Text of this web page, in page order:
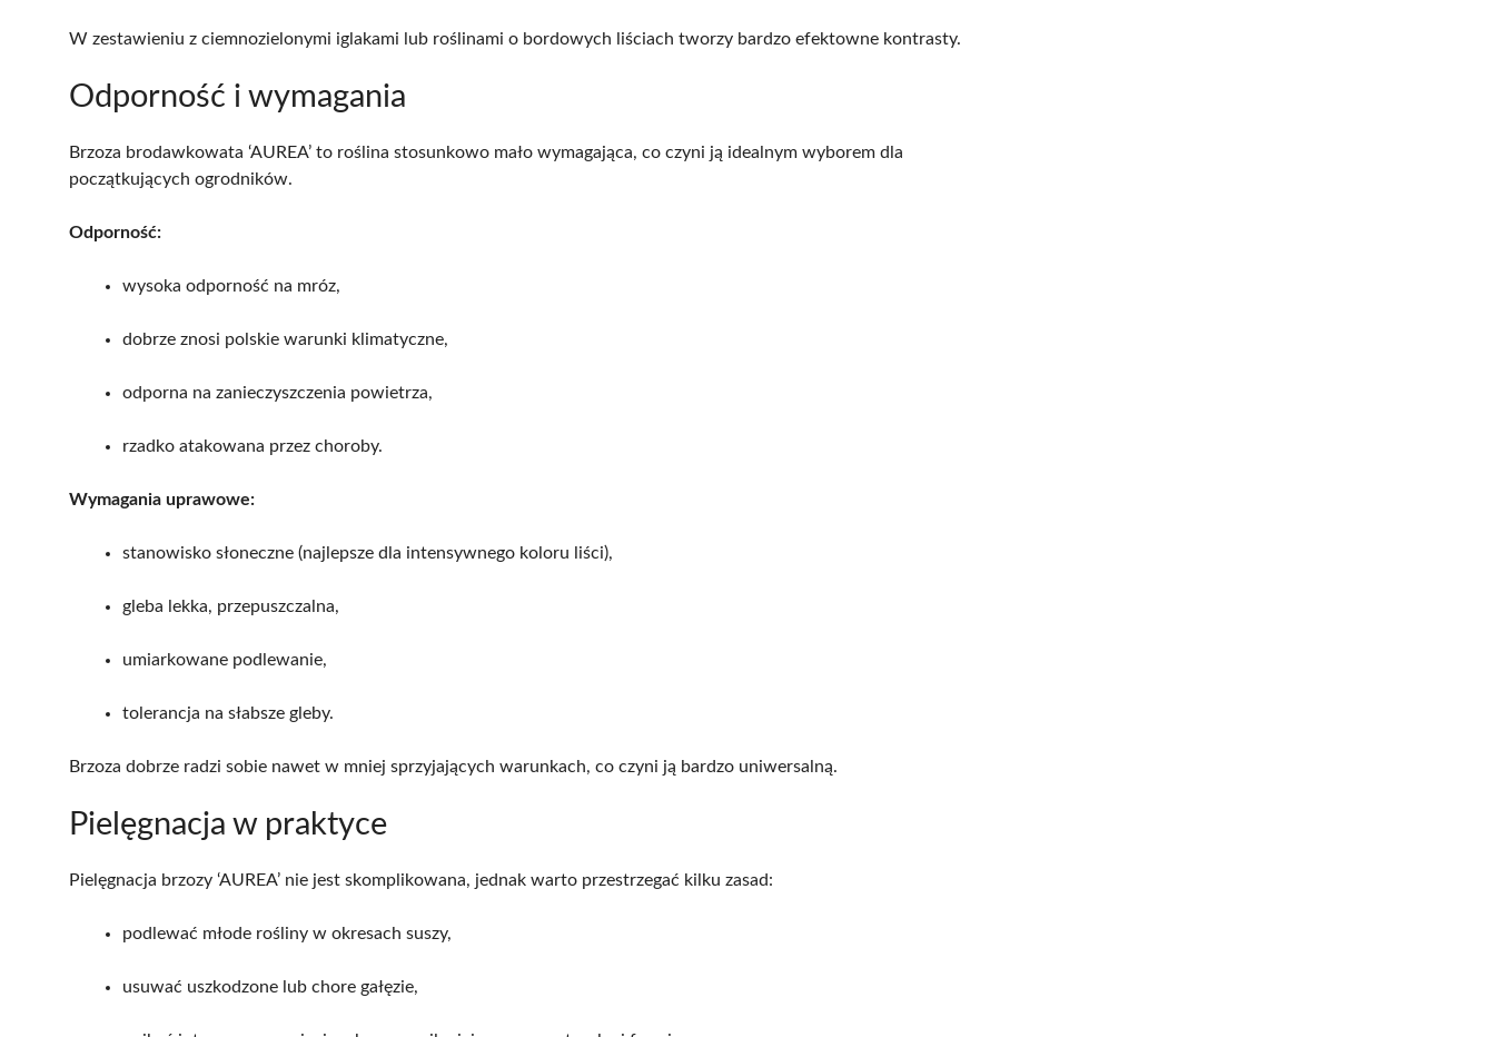
W zestawieniu z ciemnozielonymi iglakami lub roślinami o bordowych liściach tworzy bardzo efektowne kontrasty.
Odporność i wymagania
Brzoza brodawkowata ‘AUREA’ to roślina stosunkowo mało wymagająca, co czyni ją idealnym wyborem dla
początkujących ogrodników.
Odporność:
wysoka odporność na mróz,
dobrze znosi polskie warunki klimatyczne,
odporna na zanieczyszczenia powietrza,
rzadko atakowana przez choroby.
Wymagania uprawowe:
stanowisko słoneczne (najlepsze dla intensywnego koloru liści),
gleba lekka, przepuszczalna,
umiarkowane podlewanie,
tolerancja na słabsze gleby.
Brzoza dobrze radzi sobie nawet w mniej sprzyjających warunkach, co czyni ją bardzo uniwersalną.
Pielęgnacja w praktyce
Pielęgnacja brzozy ‘AUREA’ nie jest skomplikowana, jednak warto przestrzegać kilku zasad:
podlewać młode rośliny w okresach suszy,
usuwać uszkodzone lub chore gałęzie,